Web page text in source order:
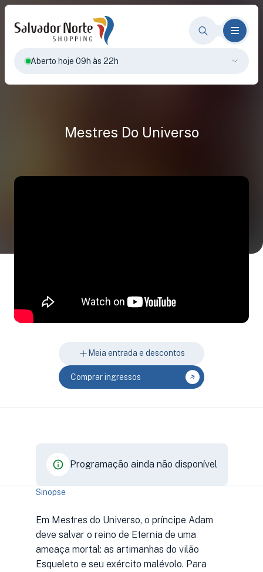
Aberto hoje 09h às 22h
Mestres Do Universo
Meia entrada e descontos
Comprar ingressos
Programação ainda não disponível
Sinopse
Em Mestres do Universo, o príncipe Adam
deve salvar o reino de Eternia de uma
ameaça mortal: as artimanhas do vilão
Esqueleto e seu exército malévolo. Para